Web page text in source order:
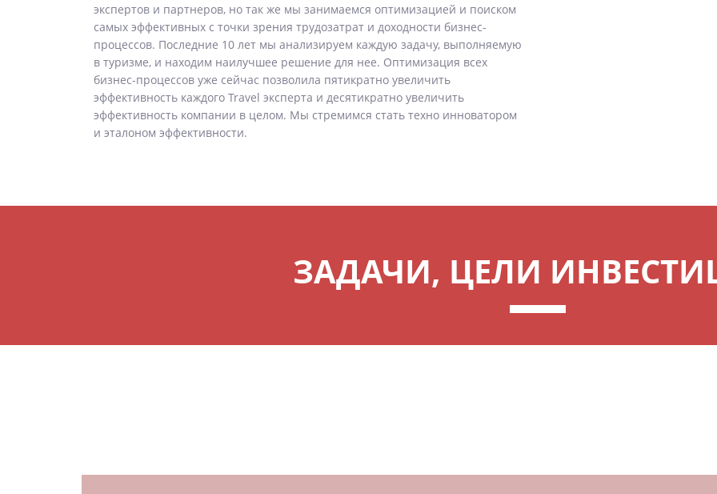
экспертов и партнеров, но так же мы занимаемся оптимизацией и поиском
самых эффективных с точки зрения трудозатрат и доходности бизнес-
процессов. Последние 10 лет мы анализируем каждую задачу, выполняемую
в туризме, и находим наилучшее решение для нее. Оптимизация всех
бизнес-процессов уже сейчас позволила пятикратно увеличить
эффективность каждого Travel эксперта и десятикратно увеличить
эффективность компании в целом. Мы стремимся стать техно инноватором
и эталоном эффективности.
ЗАДАЧИ, ЦЕЛИ